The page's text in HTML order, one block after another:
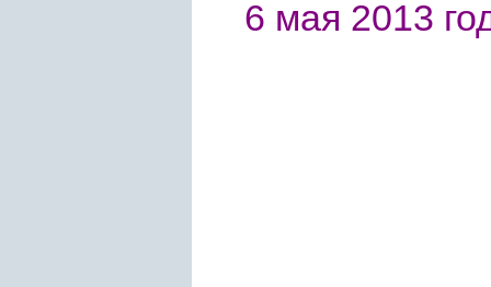
6 мая 2013